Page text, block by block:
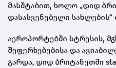
მასშტაბით, ხოლო „დიდ
დასასვენებელი სახლების“
აეროპორტებში სტრესის,
შეფერხებებისა და
გარდა, დიდ ბრიტანეთში